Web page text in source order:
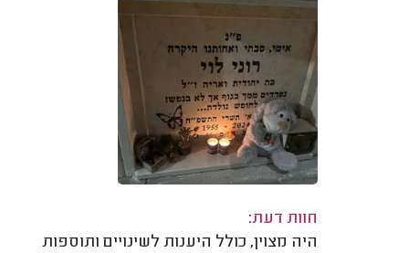
חוות דעת:
היה מצוין, כולל היענות לשינויים ותוספות